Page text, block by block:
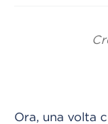
Ora, una volta